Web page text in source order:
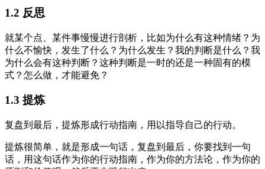
1.2 反思
就某个点、某件事慢慢进行剖析，比如为什么有这种情绪？为
什么不愉快，发生了什么？为什么发生？我的判断是什么？我
为什么会有这种判断？这种判断是一时的还是一种固有的模
式？怎么做，才能避免？
1.3 提炼
复盘到最后，提炼形成行动指南，用以指导自己的行动。
提炼很简单，就是形成一句话，复盘到最后，你要找到一句
话，用这句话作为你的行动指南，作为你的方法论，作为你的